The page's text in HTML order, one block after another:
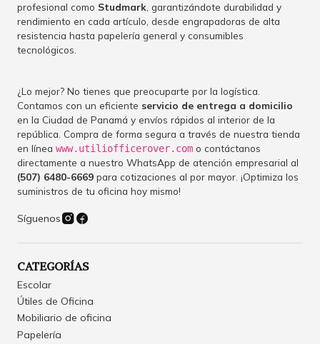
profesional como Studmark , garantizándote durabilidad y
rendimiento en cada artículo, desde engrapadoras de alta
resistencia hasta papelería general y consumibles
tecnológicos.
¿Lo mejor? No tienes que preocuparte por la logística.
Contamos con un eficiente servicio de entrega a domicilio
en la Ciudad de Panamá y envíos rápidos al interior de la
república. Compra de forma segura a través de nuestra tienda
en línea www.utiliofficerover.com o contáctanos
directamente a nuestro WhatsApp de atención empresarial al
(507) 6480-6669 para cotizaciones al por mayor. ¡Optimiza los
suministros de tu oficina hoy mismo!
Síguenos
CATEGORÍAS
Escolar
Útiles de Oficina
Mobiliario de oficina
Papelería